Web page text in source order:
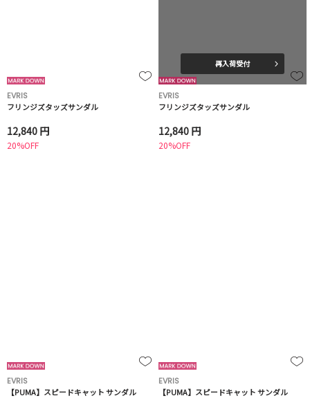
EVRIS
フリンジズタッズサンダル
12,840 円
20%OFF
再入荷受付
EVRIS
フリンジズタッズサンダル
12,840 円
20%OFF
EVRIS
【PUMA】スピードキャット サンダル
EVRIS
【PUMA】スピードキャット サンダル